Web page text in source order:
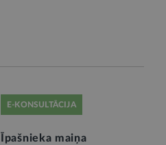
E-KONSULTĀCIJA
Īpašnieka maiņa